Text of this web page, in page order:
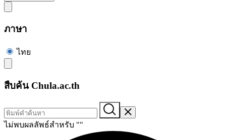
ภาษา
ไทย
สืบค้น Chula.ac.th
ไม่พบผลลัพธ์สำหรับ ""